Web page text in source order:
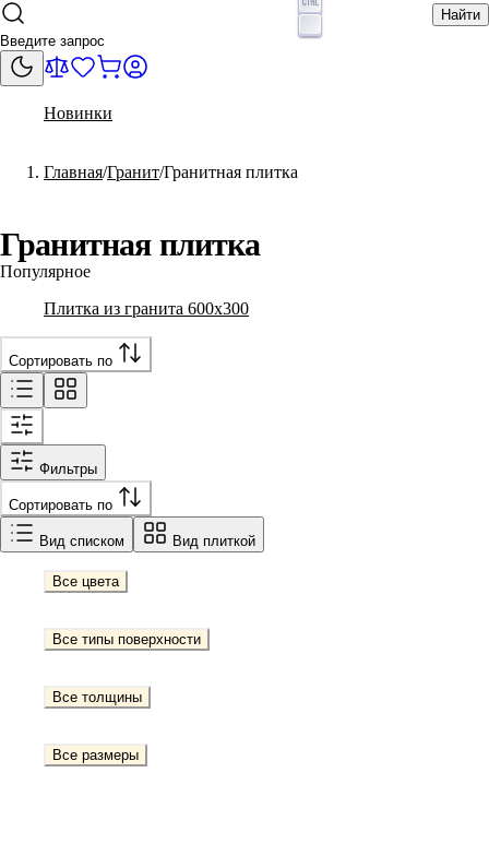
Найти
Новинки
Главная Гранит Гранитная плитка
Гранитная плитка
Популярное
Плитка из гранита 600x300
Сортировать по
Фильтры
Сортировать по
Вид списком Вид плиткой
Все цвета
Все типы поверхности
Все толщины
Все размеры